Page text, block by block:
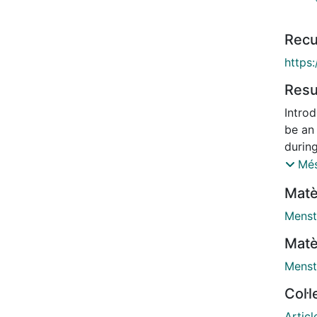
be
aged
and